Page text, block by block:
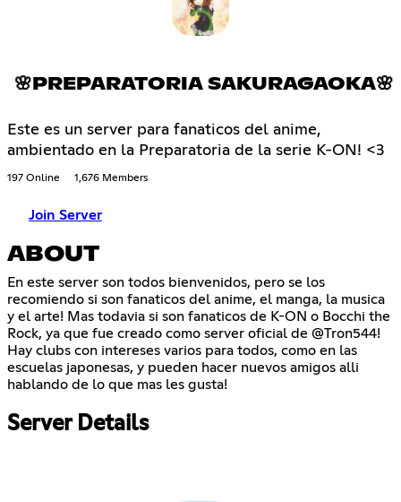
🌸PREPARATORIA SAKURAGAOKA🌸
Este es un server para fanaticos del anime,
ambientado en la Preparatoria de la serie K-ON! <3
197 Online 1,676 Members
Join Server
ABOUT
En este server son todos bienvenidos, pero se los
recomiendo si son fanaticos del anime, el manga, la musica
y el arte! Mas todavia si son fanaticos de K-ON o Bocchi the
Rock, ya que fue creado como server oficial de @Tron544!
Hay clubs con intereses varios para todos, como en las
escuelas japonesas, y pueden hacer nuevos amigos alli
hablando de lo que mas les gusta!
Server Details